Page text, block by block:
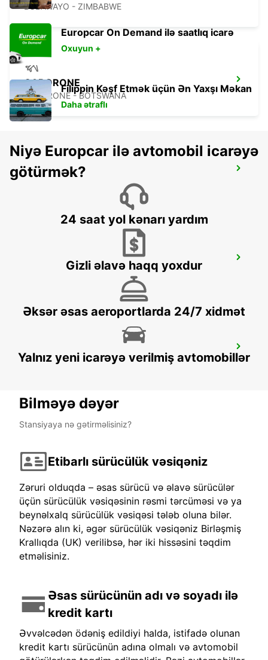
BULAWAYO - ZIMBABWE
GABORONE
GABORONE - BOTSWANA
TSUMEB
WINDHOEK AIRPORT
WINDHOEK - NAMIBIA
MAFIKENG
MAFIKENG - SOUTH AFRICA
Europcar On Demand ilə saatlıq icarə
Oxuyun +
Filippin Kəşf Etmək üçün Ən Yaxşı Məkan
Daha ətraflı
Niyə Europcar ilə avtomobil icarəyə
götürmək?
24 saat yol kənarı yardım
Gizli əlavə haqq yoxdur
Əksər əsas aeroportlarda 24/7 xidmət
Yalnız yeni icarəyə verilmiş avtomobillər
Bilməyə dəyər
Stansiyaya nə gətirməlisiniz?
Etibarlı sürücülük vəsiqəniz
Zəruri olduqda – əsas sürücü və əlavə sürücülər
üçün sürücülük vəsiqəsinin rəsmi tərcüməsi və ya
beynəlxalq sürücülük vəsiqəsi tələb oluna bilər.
Nəzərə alın ki, əgər sürücülük vəsiqəniz Birləşmiş
Krallıqda (UK) verilibsə, hər iki hissəsini təqdim
etməlisiniz.
Əsas sürücünün adı və soyadı ilə
kredit kartı
Əvvəlcədən ödəniş edildiyi halda, istifadə olunan
kredit kartı sürücünün adına olmalı və avtomobil